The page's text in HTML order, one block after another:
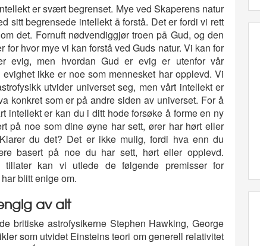
er svært begrenset. Mye ved Skaperens natur
sitt begrensede intellekt å forstå. Det er fordi vi rett
det. Fornuft nødvendiggjør troen på Gud, og den
for hvor mye vi kan forstå ved Guds natur. Vi kan for
evig, men hvordan Gud er evig er utenfor vår
ikke er noe som mennesket har opplevd. Vi
utvider universet seg, men vårt intellekt er
konkret som er på andre siden av universet. For å
intellekt er kan du i ditt hode forsøke å forme en ny
på noe som dine øyne har sett, ører har hørt eller
du det? Det er ikke mulig, fordi hva enn du
basert på noe du har sett, hørt eller opplevd.
tillater kan vi utlede de følgende premisser for
blitt enige om.
av alt
britiske astrofysikerne Stephen Hawking, George
som utvidet Einsteins teori om generell relativitet